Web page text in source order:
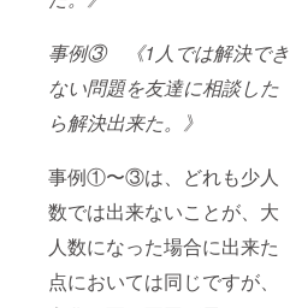
事例③ 《1人では解決でき
ない問題を友達に相談した
ら解決出来た。》
事例①〜③は、どれも少人
数では出来ないことが、大
人数になった場合に出来た
点においては同じですが、